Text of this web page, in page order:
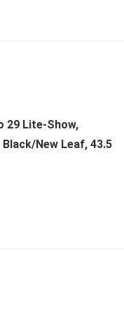
29 Lite-Show,
New Leaf, 43.5